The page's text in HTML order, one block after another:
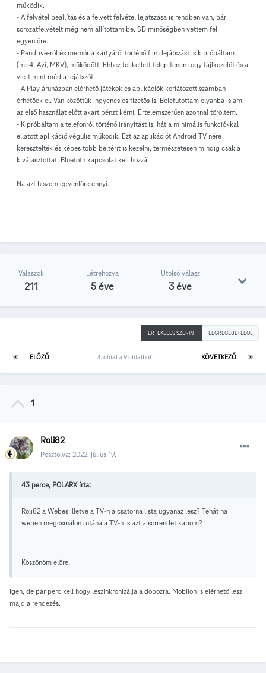
működik.
- A felvétel beállítás és a felvett felvétel lejátszása is rendben van, bár
sorozatfelvételt még nem állítottam be. SD minőségben vettem fel
egyenlőre.
- Pendrive-ról és memória kártyáról történő film lejátszást is kipróbáltam
(mp4, Avi, MKV), működött. Ehhez fel kellett telepítenem egy fájlkezelőt és a
vlc-t mint média lejátszót.
- A Play áruházban elérhető játékok és aplikációk korlátozott számban
érhetőek el. Van közöttük ingyenes és fizetős is. Belefutottam olyanba is ami
az első használat előtt akart pénzt kérni. Értelemszerűen azonnal töröltem.
- Kipróbáltam a telefonról történő irányítást is, hát a minimális funkciókkal
ellátott aplikáció végülis működik. Ezt az aplikációt Android TV nére
keresztelték és képes több beltérit is kezelni, természetesen mindig csak a
kiválasztottat. Bluetoth kapcsolat kell hozzá.
Na azt hiszem egyenlőre ennyi.
Válaszok
211
Létrehozva
5 éve
Utolsó válasz
3 éve
ÉRTÉKELÉS SZERINT LEGRÉGEBBI ELÖL
ELŐZŐ KÖVETKEZŐ
3. oldal a 9 oldalból
1
Roli82
Posztolva: 2022. július 19.
43 perce, POLARX írta:
Roli82 a Webes illetve a TV-n a csatorna lista ugyanaz lesz? Tehát ha
weben megcsinálom utána a TV-n is azt a sorrendet kapom?
Köszönöm elöre!
Igen, de pár perc kell hogy leszinkronizálja a dobozra. Mobilon is elérhető lesz
majd a rendezés.